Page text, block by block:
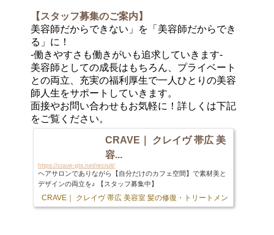
【スタッフ募集のご案内】
美容師だからできない」を「美容師だからでき
る」に！
-働きやすさも働きがいも追求していきます-
美容師としての成長はもちろん、プライベート
との両立、充実の福利厚生で一人ひとりの美容
師人生をサポートしていきます。
面接やお問い合わせもお気軽に！詳しくは下記
をご覧ください。
CRAVE｜ クレイヴ 帯広 美
容...
https://crave-gts.net/recruit/
ヘアサロンでありながら【自分だけのカフェ空間】で素材美と
デザインの両立を♪ 【スタッフ募集中】
CRAVE｜ クレイヴ 帯広 美容室 髪の修復・トリートメント専門店